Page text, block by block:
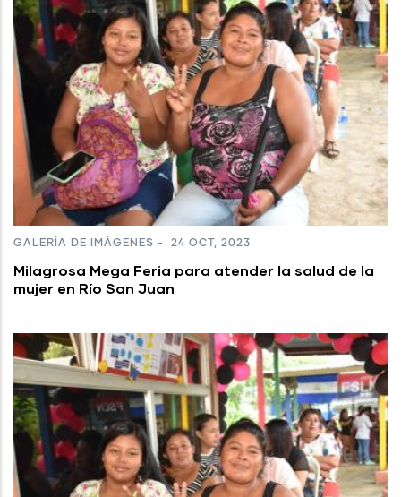
GALERÍA DE IMÁGENES - 24 OCT, 2023
Milagrosa Mega Feria para atender la salud de la
mujer en Río San Juan